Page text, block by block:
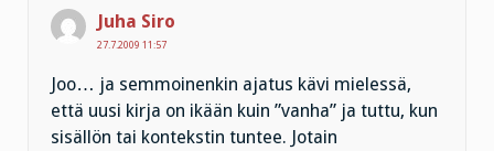
Juha Siro
27.7.2009 11:57
Joo… ja semmoinenkin ajatus kävi mielessä,
että uusi kirja on ikään kuin ”vanha” ja tuttu, kun
sisällön tai kontekstin tuntee. Jotain